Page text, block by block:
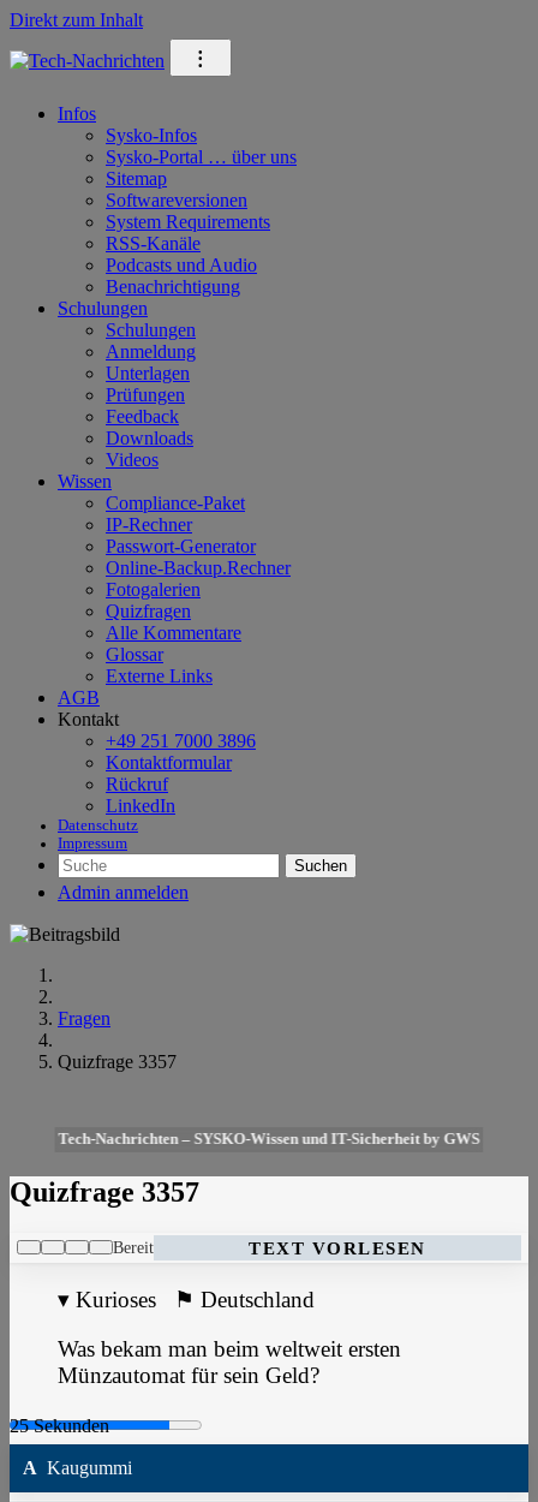
Direkt zum Inhalt
⁝
Infos
Sysko-Infos
Sysko-Portal … über uns
Sitemap
Softwareversionen
System Requirements
RSS-Kanäle
Podcasts und Audio
Benachrichtigung
Schulungen
Schulungen
Anmeldung
Unterlagen
Prüfungen
Feedback
Downloads
Videos
Wissen
Compliance-Paket
IP-Rechner
Passwort-Generator
Online-Backup.Rechner
Fotogalerien
Quizfragen
Alle Kommentare
Glossar
Externe Links
AGB
Kontakt
+49 251 7000 3896
Kontaktformular
Rückruf
LinkedIn
Datenschutz
Impressum
Suchen
Admin anmelden
Fragen
Quizfrage 3357
Tech-Nachrichten – SYSKO-Wissen und IT-Sicherheit by GWS
Quizfrage 3357
Bereit TEXT VORLESEN
▾ Kurioses ⚑ Deutschland
Was bekam man beim weltweit ersten
Münzautomat für sein Geld?
A Kaugummi